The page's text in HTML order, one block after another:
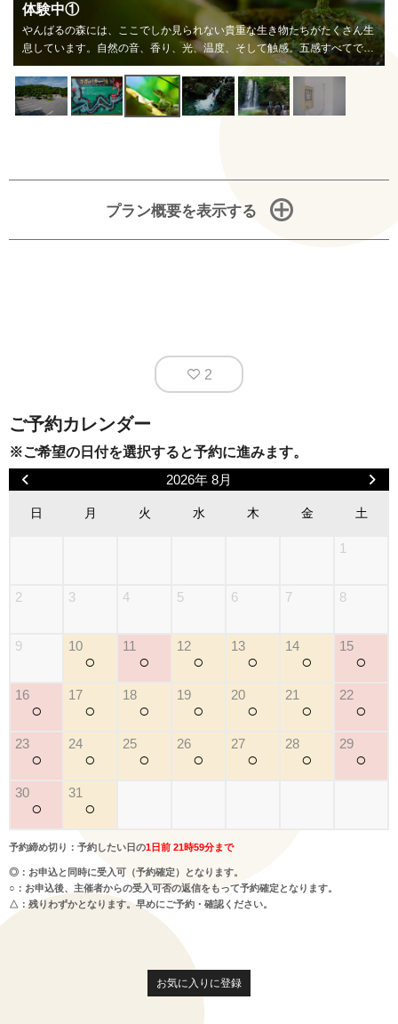
体験中①
やんばるの森には、ここでしか見られない貴重な生き物たちがたくさん生
息しています。自然の音、香り、光、温度、そして触感。五感すべてでや
んばるの自然を感じてください。
プラン概要を表示する
2
ご予約カレンダー
※ご希望の日付を選択すると予約に進みます。
2026年 8月
日 月 火 水 木 金 土
1
2 3 4 5 6 7 8
9 10
○
11
○
12
○
13
○
14
○
15
○
16
○
17
○
18
○
19
○
20
○
21
○
22
○
23
○
24
○
25
○
26
○
27
○
28
○
29
○
30
○
31
○
予約締め切り：予約したい日の1日前 21時59分まで
◎：お申込と同時に受入可（予約確定）となります。
○：お申込後、主催者からの受入可否の返信をもって予約確定となります。
△：残りわずかとなります。早めにご予約・確認ください。
お気に入りに登録